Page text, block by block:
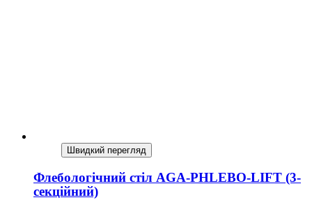
Швидкий перегляд
Флебологічний стіл AGA-PHLEBO-LIFT (3-
секційний)